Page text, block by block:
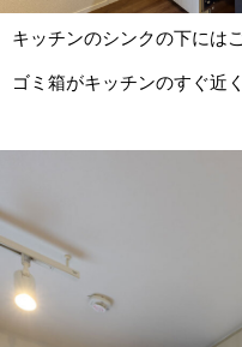
キッチンのシンクの下には
ゴミ箱がキッチンのすぐ近